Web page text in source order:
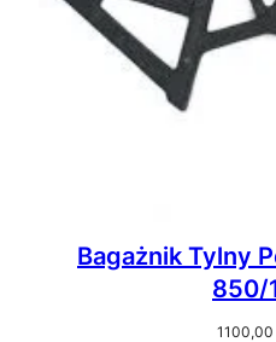
Bagażnik Tylny
850/
1100,00